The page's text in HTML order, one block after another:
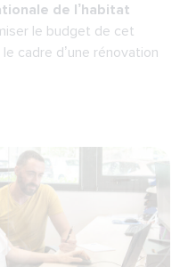
de l’habitat
le budget de cet
cadre d’une rénovation